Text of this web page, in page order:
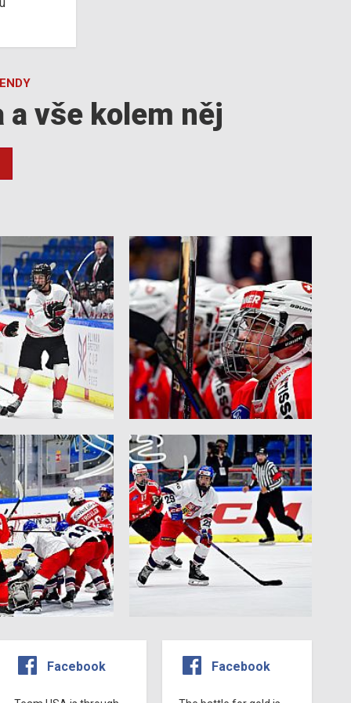
a vše kolem něj
Facebook Facebook